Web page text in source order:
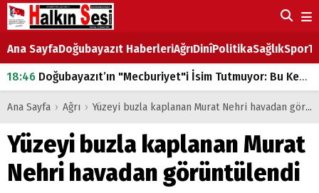
Ana SayfaDoğubayazıt HaberleriAğrıDinîPolitikaSağlıkSpor
18:46 Doğubayazıt’ın "Mecburiyet"i İsim Tutmuyor: Bu Kez de Mem u Zîn Oldu!
07:53Doğubayazıt’ta Ekmek Fiyatlarına Zam
07:16
Doğubayazıt'ta çocukların sırtındaki ağır yük
07:00
DEVLET ve HÜKÜMET
18:29ÇARŞI CADDESİ YAZ BOZ TAHTASI
Ana Sayfa › Ağrı › Yüzeyi buzla kaplanan Murat Nehri havadan görüntülendi
Yüzeyi buzla kaplanan Murat
Nehri havadan görüntülendi